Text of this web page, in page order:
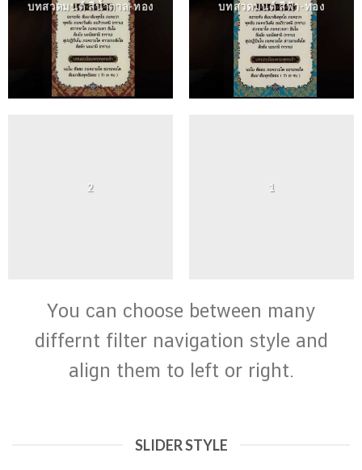
บทสวดมนต์ สีน้ำตาล-ทอง บทสวดมนต์ สีฟ้า-ทอง
2 1
You can choose between many
differnt filter navigation style and
align them to left or right.
SLIDER STYLE